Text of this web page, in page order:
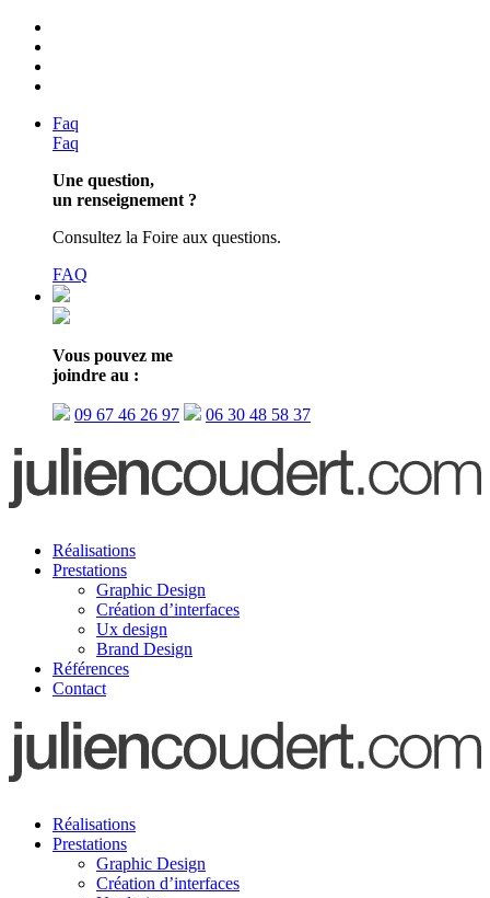
Faq
Faq
Une question,
un renseignement ?
Consultez la Foire aux questions.
FAQ
Vous pouvez me
joindre au :
09 67 46 26 97 06 30 48 58 37
Réalisations
Prestations
Graphic Design
Création d’interfaces
Ux design
Brand Design
Références
Contact
Réalisations
Prestations
Graphic Design
Création d’interfaces